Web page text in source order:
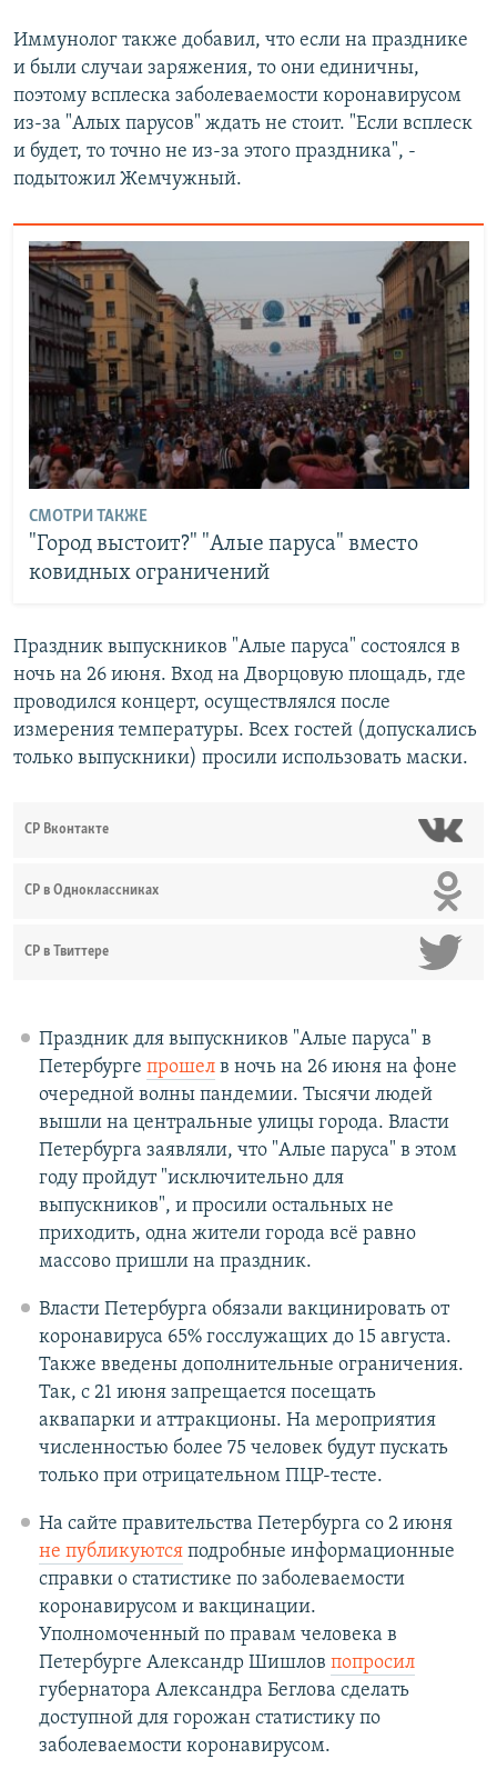
Иммунолог также добавил, что если на празднике
и были случаи заряжения, то они единичны,
поэтому всплеска заболеваемости коронавирусом
из-за "Алых парусов" ждать не стоит. "Если всплеск
и будет, то точно не из-за этого праздника", -
подытожил Жемчужный.
СМОТРИ ТАКЖЕ
"Город выстоит?" "Алые паруса" вместо
ковидных ограничений
Праздник выпускников "Алые паруса" состоялся в
ночь на 26 июня. Вход на Дворцовую площадь, где
проводился концерт, осуществлялся после
измерения температуры. Всех гостей (допускались
только выпускники) просили использовать маски.
СР Вконтакте
СР в Одноклассниках
СР в Твиттере
Праздник для выпускников "Алые паруса" в
Петербурге прошелв ночь на 26 июня на фоне
очередной волны пандемии. Тысячи людей
вышли на центральные улицы города. Власти
Петербурга заявляли, что "Алые паруса" в этом
году пройдут "исключительно для
выпускников", и просили остальных не
приходить, одна жители города всё равно
массово пришли на праздник.
Власти Петербурга обязали вакцинировать от
коронавируса 65% госслужащих до 15 августа.
Также введены дополнительные ограничения.
Так, с 21 июня запрещается посещать
аквапарки и аттракционы. На мероприятия
численностью более 75 человек будут пускать
только при отрицательном ПЦР-тесте.
На сайте правительства Петербурга со 2 июня
не публикуютсяподробные информационные
справки о статистике по заболеваемости
коронавирусом и вакцинации.
Уполномоченный по правам человека в
Петербурге Александр Шишлов попросил
губернатора Александра Беглова сделать
доступной для горожан статистику по
заболеваемости коронавирусом.